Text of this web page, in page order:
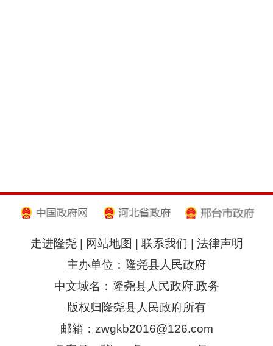
走进隆尧| 网站地图 联系我们
法律声明
主办单位：隆尧县人民政府
中文域名：隆尧县人民政府.政务
版权归隆尧县人民政府所有
邮箱：zwgkb2016@126.com